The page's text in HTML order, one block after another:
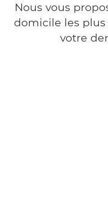
Nous vous
domicile les
votre